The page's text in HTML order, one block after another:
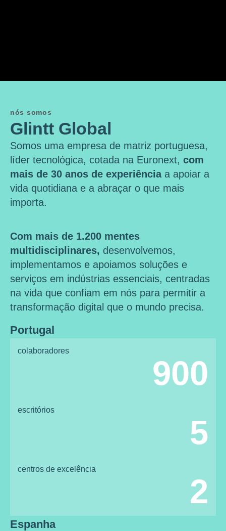
nós somos
Glintt Global
Somos uma empresa de matriz portuguesa,
líder tecnológica, cotada na Euronext, com
mais de 30 anos de experiênciaa apoiar a
vida quotidiana e a abraçar o que mais
importa.
Com mais de 1.200 mentes
multidisciplinares, desenvolvemos,
implementamos e apoiamos soluções e
serviços em indústrias essenciais, centradas
na vida que confiam em nós para permitir a
transformação digital que o mundo precisa.
Portugal
colaboradores
900
escritórios
5
centros de excelência
2
Espanha